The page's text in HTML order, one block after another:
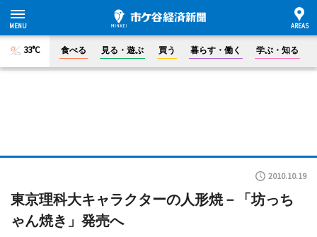
33°C 食べる 見る・遊ぶ 買う 暮らす・働く 学ぶ・知る
2010.10.19
東京理科大キャラクターの人形焼－「坊っち
ゃん焼き」発売へ